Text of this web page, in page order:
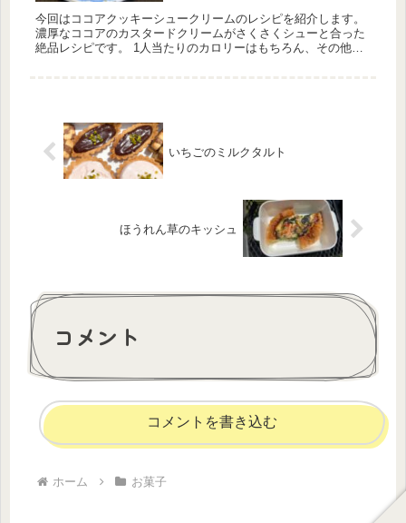
今回はココアクッキーシュークリームのレシピを紹介します。
濃厚なココアのカスタードクリームがさくさくシューと合った
絶品レシピです。 1人当たりのカロリーはもちろん、その他主
いちごのミルクタルト
ほうれん草のキッシュ
コメント
コメントを書き込む
ホーム お菓子